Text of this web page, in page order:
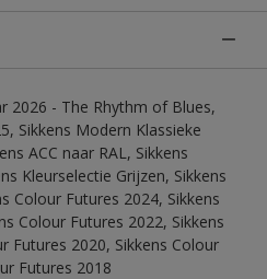
2026 - The Rhythm of Blues,
Sikkens Modern Klassieke
ACC naar RAL, Sikkens
Kleurselectie Grijzen, Sikkens
Colour Futures 2024, Sikkens
Colour Futures 2022, Sikkens
Futures 2020, Sikkens Colour
Futures 2018